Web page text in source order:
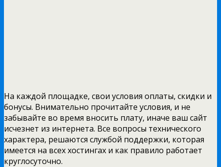
На каждой площадке, свои условия оплаты, скидки и
бонусы. Внимательно прочитайте условия, и не
забывайте во время вносить плату, иначе ваш сайт
исчезнет из интернета. Все вопросы технического
характера, решаются службой поддержки, которая
имеется на всех хостингах и как правило работает
круглосуточно.